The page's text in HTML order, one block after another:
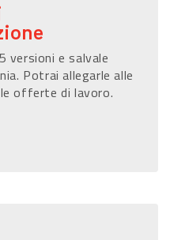
versioni e salvale
Potrai allegarle alle
offerte di lavoro.